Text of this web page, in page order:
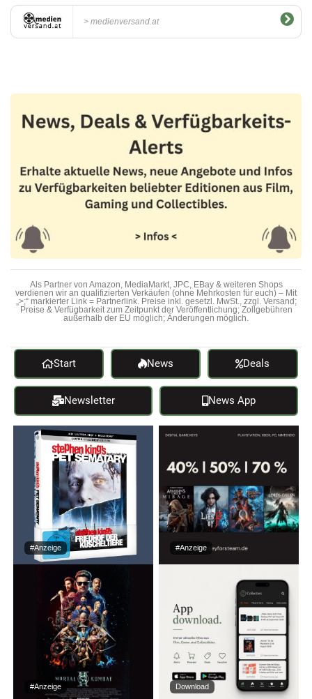
medienversand.at
Als Partner von Amazon, MediaMarkt, JPC, EBay & weiteren Shops
verdienen wir an qualifizierten Verkäufen (ohne Mehrkosten für euch) – Mit
„>;“ markierter Link = Partnerlink. Preise inkl. gesetzl. MwSt., zzgl. Versand;
Preise & Verfügbarkeit zum Zeitpunkt der Veröffentlichung; Zollgebühren
außerhalb der EU möglich; Änderungen möglich.
Start News Deals
Newsletter News App
#Anzeige #Anzeige
#Anzeige Download